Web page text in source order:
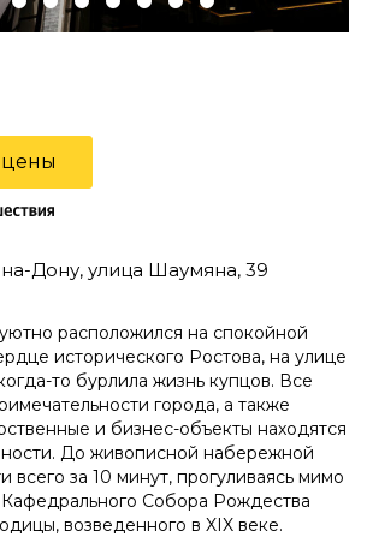
Дону, улица Шаумяна, 39
расположился на спокойной
исторического Ростова, на улице
то бурлила жизнь купцов. Все
города, а также
и бизнес-объекты находятся
До живописной набережной
за 10 минут, прогуливаясь мимо
Кафедрального Собора Рождества
возведенного в XIX веке.